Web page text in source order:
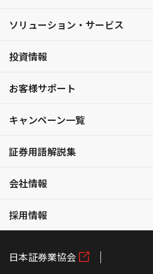
ソリューション・サービス
投資情報
お客様サポート
キャンペーン一覧
証券用語解説集
会社情報
採用情報
日本証券業協会